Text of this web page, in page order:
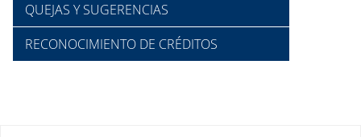
QUEJAS Y SUGERENCIAS
RECONOCIMIENTO DE CRÉDITOS